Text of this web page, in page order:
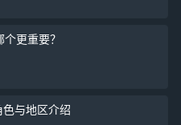
更重要？
色与地区介绍